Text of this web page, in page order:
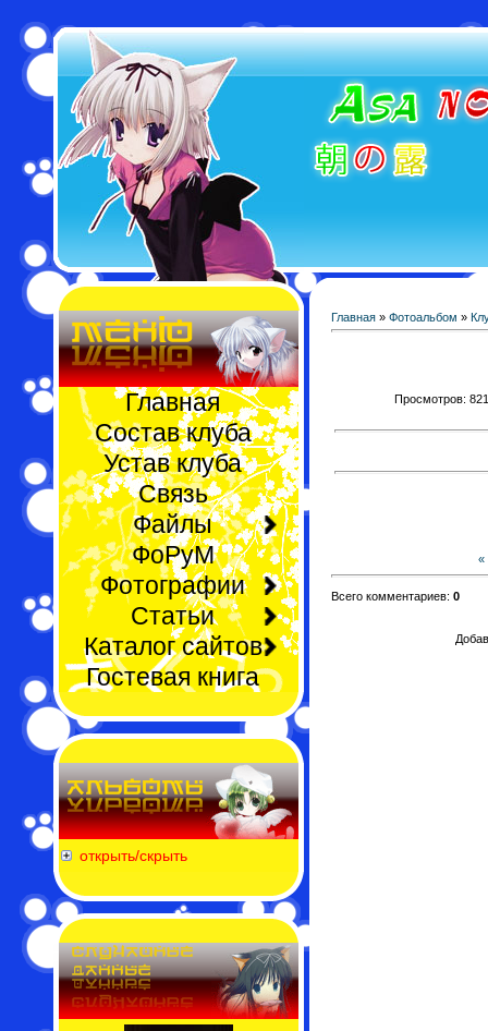
Главная
Состав клуба
Устав клуба
Связь
Файлы
ФоРуМ
Фотографии
Статьи
Каталог сайтов
Гостевая книга
открыть/скрыть
Главная » Фотоальбом »
Просмотров:
«
Всего комментариев: 0